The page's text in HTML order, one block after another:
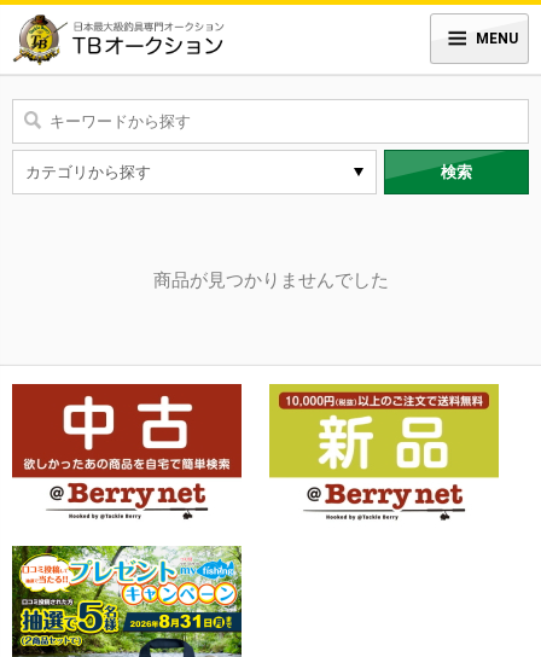
MENU
検索
商品が見つかりませんでした